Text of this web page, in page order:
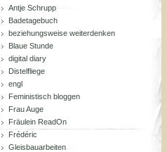
Antje Schrupp
Badetagebuch
beziehungsweise weiterdenken
Blaue Stunde
digital diary
Distelfliege
engl
Feministisch bloggen
Frau Auge
Fräulein ReadOn
Frédéric
Gleisbauarbeiten